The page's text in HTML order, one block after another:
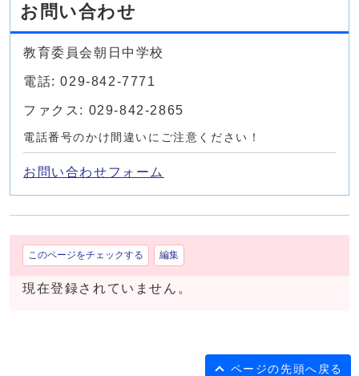
お問い合わせ
教育委員会朝日中学校
電話: 029-842-7771
ファクス: 029-842-2865
電話番号のかけ間違いにご注意ください！
お問い合わせフォーム
このページをチェックする 編集
現在登録されていません。
ページの先頭へ戻る